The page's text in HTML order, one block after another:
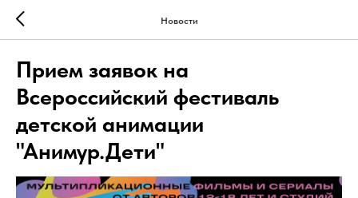
Новости
Прием заявок на
Всероссийский фестиваль
детской анимации
"Анимур.Дети"